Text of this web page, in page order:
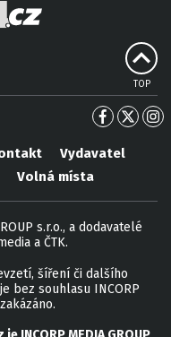
TOP
Vydavatel
Volná místa
s.r.o., a dodavatelé
a ČTK.
šíření či dalšího
bez souhlasu INCORP